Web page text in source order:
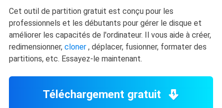
Cet outil de partition gratuit est conçu pour les
professionnels et les débutants pour gérer le disque et
améliorer les capacités de l'ordinateur. Il vous aide à créer,
redimensionner, cloner, déplacer, fusionner, formater des
partitions, etc. Essayez-le maintenant.
Téléchargement gratuit